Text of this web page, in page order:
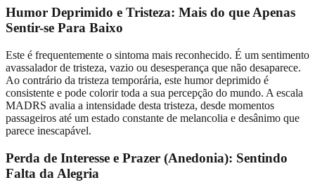
Humor Deprimido e Tristeza: Mais do que Apenas
Sentir-se Para Baixo
Este é frequentemente o sintoma mais reconhecido. É um sentimento
avassalador de tristeza, vazio ou desesperança que não desaparece.
Ao contrário da tristeza temporária, este humor deprimido é
consistente e pode colorir toda a sua percepção do mundo. A escala
MADRS avalia a intensidade desta tristeza, desde momentos
passageiros até um estado constante de melancolia e desânimo que
parece inescapável.
Perda de Interesse e Prazer (Anedonia): Sentindo
Falta da Alegria